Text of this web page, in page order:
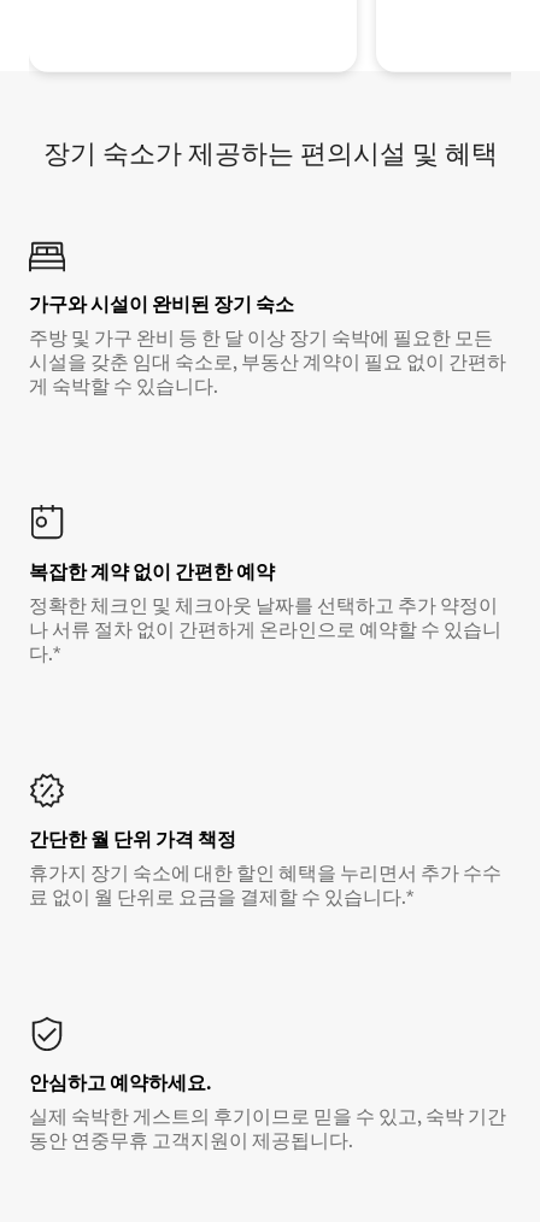
장기 숙소가 제공하는 편의시설 및 혜택
가구와 시설이 완비된 장기 숙소
주방 및 가구 완비 등 한 달 이상 장기 숙박에 필요한 모든
시설을 갖춘 임대 숙소로, 부동산 계약이 필요 없이 간편하
게 숙박할 수 있습니다.
복잡한 계약 없이 간편한 예약
정확한 체크인 및 체크아웃 날짜를 선택하고 추가 약정이
나 서류 절차 없이 간편하게 온라인으로 예약할 수 있습니
다.*
간단한 월 단위 가격 책정
휴가지 장기 숙소에 대한 할인 혜택을 누리면서 추가 수수
료 없이 월 단위로 요금을 결제할 수 있습니다.*
안심하고 예약하세요.
실제 숙박한 게스트의 후기이므로 믿을 수 있고, 숙박 기간
동안 연중무휴 고객지원이 제공됩니다.